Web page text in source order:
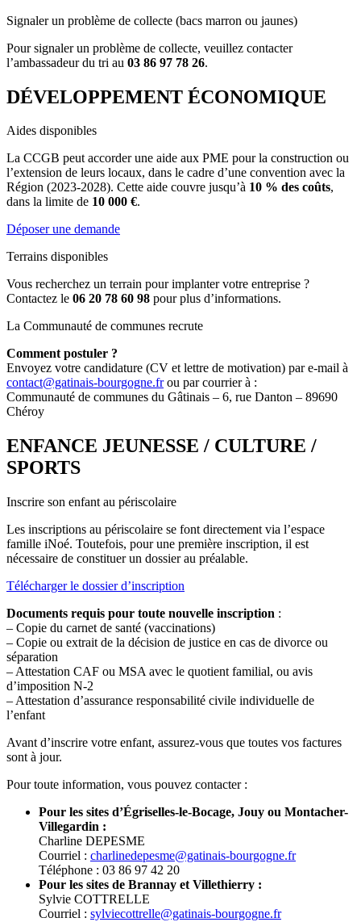
Signaler un problème de collecte (bacs marron ou jaunes)
Pour signaler un problème de collecte, veuillez contacter
l’ambassadeur du tri au 03 86 97 78 26.
DÉVELOPPEMENT ÉCONOMIQUE
Aides disponibles
La CCGB peut accorder une aide aux PME pour la construction ou
l’extension de leurs locaux, dans le cadre d’une convention avec la
Région (2023-2028). Cette aide couvre jusqu’à 10 % des coûts,
dans la limite de 10 000 €.
Déposer une demande
Terrains disponibles
Vous recherchez un terrain pour implanter votre entreprise ?
Contactez le 06 20 78 60 98 pour plus d’informations.
La Communauté de communes recrute
Comment postuler ?
Envoyez votre candidature (CV et lettre de motivation) par e-mail à
contact@gatinais-bourgogne.frou par courrier à :
Communauté de communes du Gâtinais – 6, rue Danton – 89690
Chéroy
ENFANCE JEUNESSE / CULTURE /
SPORTS
Inscrire son enfant au périscolaire
Les inscriptions au périscolaire se font directement via l’espace
famille iNoé. Toutefois, pour une première inscription, il est
nécessaire de constituer un dossier au préalable.
Télécharger le dossier d’inscription
Documents requis pour toute nouvelle inscription :
– Copie du carnet de santé (vaccinations)
– Copie ou extrait de la décision de justice en cas de divorce ou
séparation
– Attestation CAF ou MSA avec le quotient familial, ou avis
d’imposition N-2
– Attestation d’assurance responsabilité civile individuelle de
l’enfant
Avant d’inscrire votre enfant, assurez-vous que toutes vos factures
sont à jour.
Pour toute information, vous pouvez contacter :
Pour les sites d’Égriselles-le-Bocage, Jouy ou Montacher-
Villegardin :
Charline DEPESME
Courriel : charlinedepesme@gatinais-bourgogne.fr
Téléphone : 03 86 97 42 20
Pour les sites de Brannay et Villethierry :
Sylvie COTTRELLE
Courriel : sylviecottrelle@gatinais-bourgogne.fr